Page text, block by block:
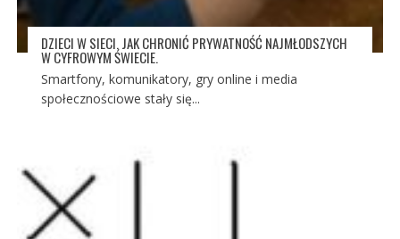
DZIECI W SIECI. JAK CHRONIĆ PRYWATNOŚĆ NAJMŁODSZYCH
W CYFROWYM ŚWIECIE.
Smartfony, komunikatory, gry online i media
społecznościowe stały się...